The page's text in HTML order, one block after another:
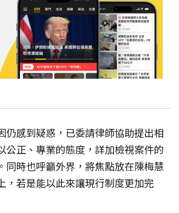
仍感到疑惑，已委請律師協助提出相
公正、專業的態度，詳加檢視案件的
同時也呼籲外界，將焦點放在陳梅慧
，若是能以此來讓現行制度更加完